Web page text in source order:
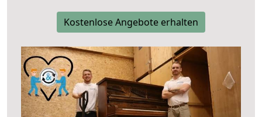
Kostenlose Angebote erhalten